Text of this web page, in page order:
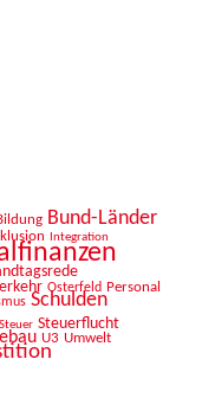
Bund-Länder
Integration
Osterfeld Personal
Schulden
Steuer Steuerflucht
U3 Umwelt